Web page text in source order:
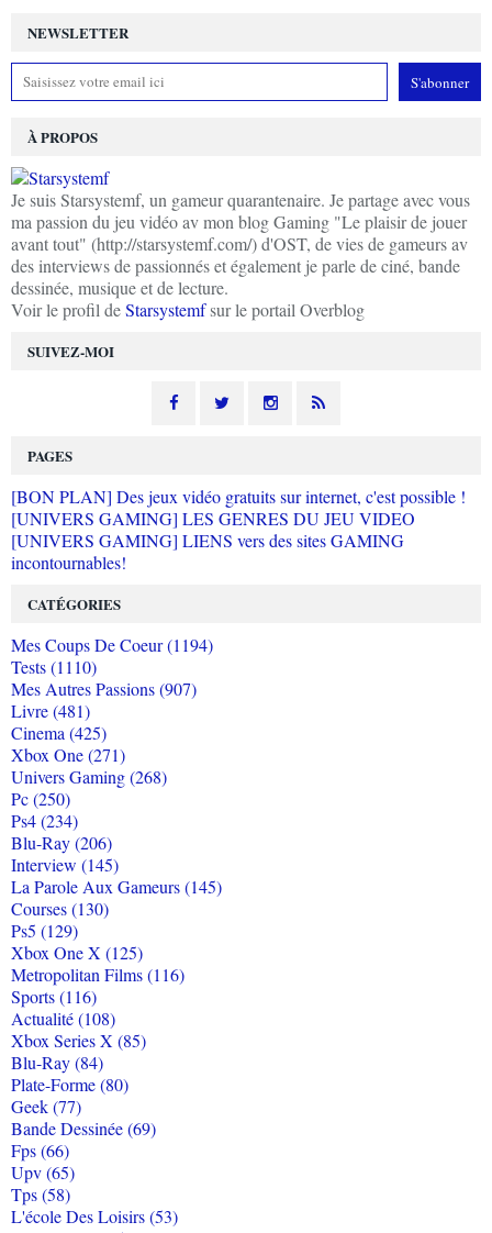
NEWSLETTER
SUIVEZ-MOI
À PROPOS
Je suis Starsystemf, un gameur quarantenaire. Je partage avec vous
ma passion du jeu vidéo av mon blog Gaming "Le plaisir de jouer
avant tout" (http://starsystemf.com/) d'OST, de vies de gameurs av
des interviews de passionnés et également je parle de ciné, bande
dessinée, musique et de lecture.
Voir le profil deStarsystemfsur le portail Overblog
PAGES
[BON PLAN] Des jeux vidéo gratuits sur internet, c'est possible !
[UNIVERS GAMING] LES GENRES DU JEU VIDEO
[UNIVERS GAMING] LIENS vers des sites GAMING
incontournables!
CATÉGORIES
Mes Coups De Coeur (1194)
Tests (1110)
Mes Autres Passions (907)
Livre (481)
Cinema (425)
Xbox One (271)
Univers Gaming (268)
Pc (250)
Ps4 (234)
Blu-Ray (206)
Interview (145)
La Parole Aux Gameurs (145)
Courses (130)
Ps5 (129)
Xbox One X (125)
Metropolitan Films (116)
Sports (116)
Actualité (108)
Xbox Series X (85)
Blu-Ray (84)
Plate-Forme (80)
Geek (77)
Bande Dessinée (69)
Fps (66)
Upv (65)
Tps (58)
L'école Des Loisirs (53)